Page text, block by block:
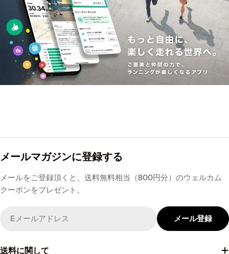
送料に関して
メールマガジンに登録する
メールをご登録頂くと、送料無料相当（800円分）のウェルカム
クーポンをプレゼント。
メール登録